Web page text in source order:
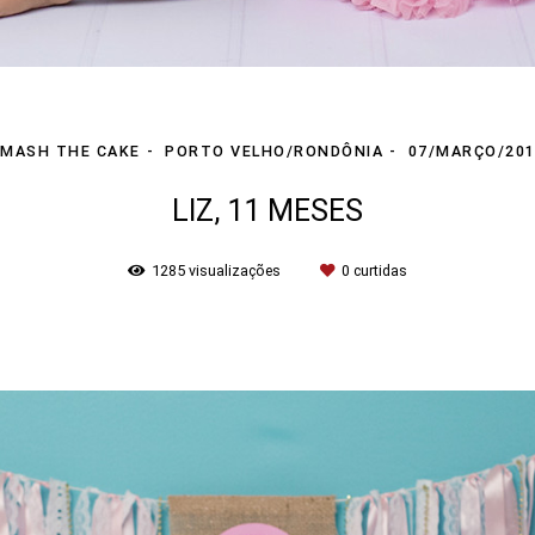
THE CAKE PORTO VELHO/RONDÔNIA 07/MARÇO/
LIZ, 11 MESES
1285 visualizações 0 curtidas